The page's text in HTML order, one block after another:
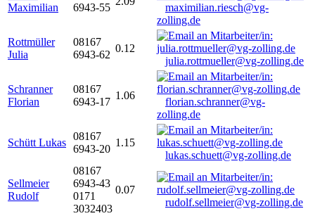
Maximilian
6943-55
maximilian.riesch@vg-
zolling.de
Rottmüller
Julia
08167
6943-62
0.12
julia.rottmueller@vg-zolling.de
Schranner
Florian
08167
6943-17
1.06
florian.schranner@vg-
zolling.de
Schütt Lukas
08167
6943-20
1.15
lukas.schuett@vg-zolling.de
Sellmeier
Rudolf
08167
6943-43
0171
3032403
0.07
rudolf.sellmeier@vg-zolling.de